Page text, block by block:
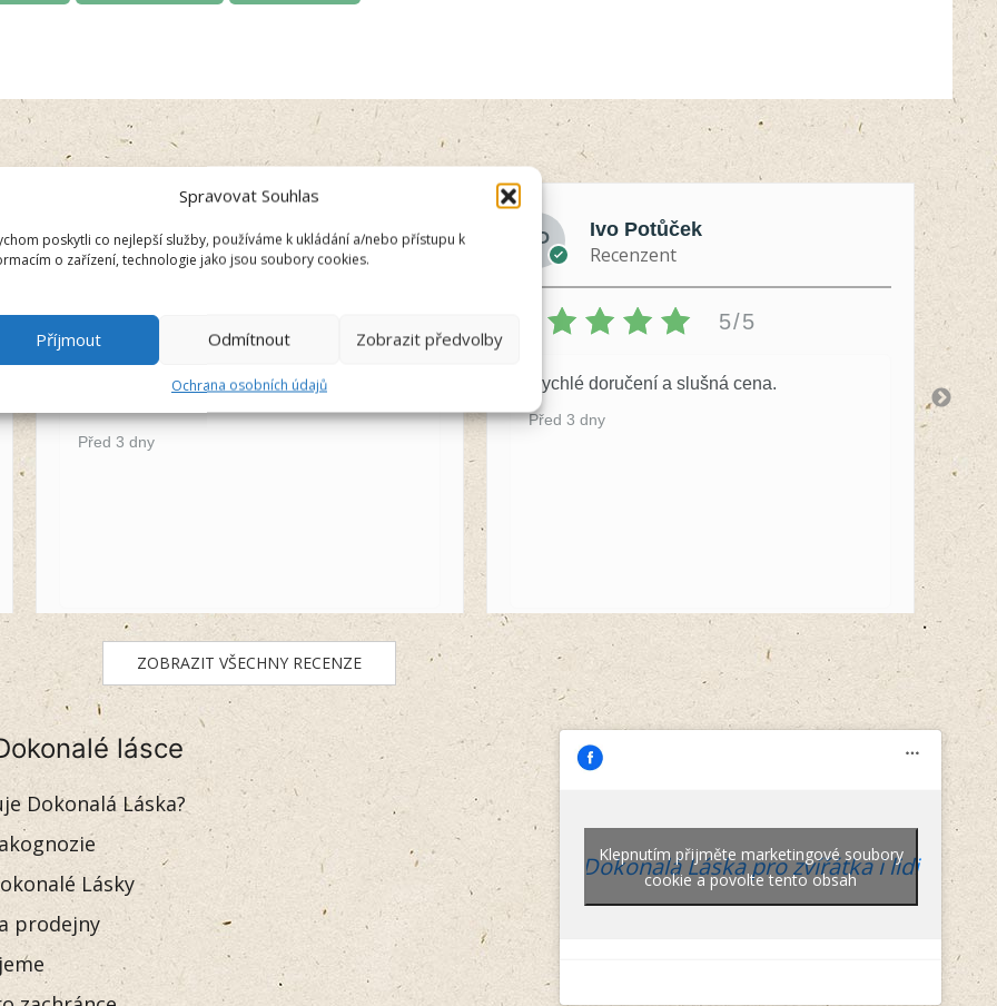
Spravovat Souhlas
poskytli co nejlepší služby, používáme k ukládání a/nebo přístupu k
o zařízení, technologie jako jsou soubory cookies.
Příjmout Odmítnout Zobrazit předvolby
Ochrana osobních údajů
Vendula
Recenzent
Vše skvělé a dáreček pro radost jako
Před 3 dny
Ivo Potůček
Recenzent
5/5
Rychlé doručení a slušná cena.
Před 3 dny
ZOBRAZIT VŠECHNY RECENZE
lásce
Dokonalá Láska?
Lásky
prodejny
Dokonalá Láska pro zvířátka i lidi
Klepnutím přijměte marketingové soubory
cookie a povolte tento obsah